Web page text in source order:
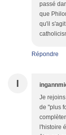
passé
que
qu'il
Répondre
I
Je
de "plus
l'histoire